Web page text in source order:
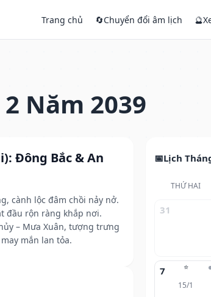
Trang chủ 🔄Chuyển đổi âm lịch 🔮
Năm 2039
Đông Bắc & An
cành lộc đâm chồi nảy nở.
đầu rộn ràng khắp nơi.
– Mưa Xuân, tượng trưng
mắn lan tỏa.
Lịch
THỨ HAI
31
⭐
7
15/1